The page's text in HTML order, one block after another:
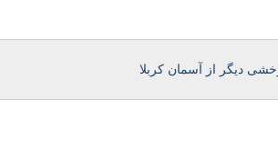
دیگر از آسمان كربلا